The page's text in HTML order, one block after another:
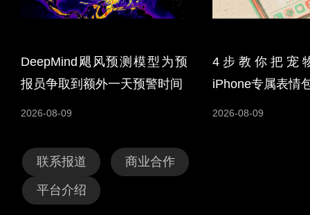
DeepMind飓风预测模型为预
报员争取到额外一天预警时间
2026-08-09
4步教你把宠
iPhone专属表情
2026-08-09
联系报道 商业合作
平台介绍